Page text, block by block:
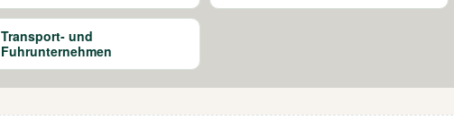
Transport- und
Fuhrunternehmen